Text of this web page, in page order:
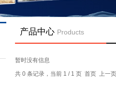
产品中心 Products
暂时没有信息
共 0 条记录，当前 1 / 1 页 首页 上一